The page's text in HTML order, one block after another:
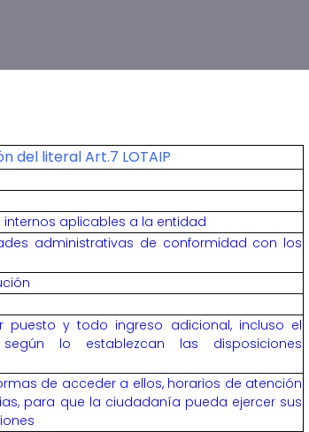
del literal Art.7 LOTAIP
aplicables a la entidad
administrativas de conformidad con los
puesto y todo ingreso adicional, incluso el
lo establezcan las disposiciones
de acceder a ellos, horarios de atención
para que la ciudadanía pueda ejercer sus